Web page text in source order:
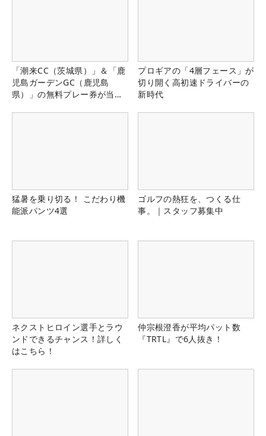
「潮来CC（茨城県）」＆「鹿
児島ガーデンGC（鹿児島
県）」の無料プレー券が当た
プロギアの「4層フェース」が
切り開く高初速ドライバーの
新時代
猛暑を乗り切る！ こだわり機
能派パンツ4選
ゴルフの熱狂を、つくる仕
事。｜スタッフ募集中
ネクストヒロイン選手とラウ
ンドできるチャンス！詳しく
はこちら！
仲宗根澄香が平均パット数
『TRTL』で6人抜き！